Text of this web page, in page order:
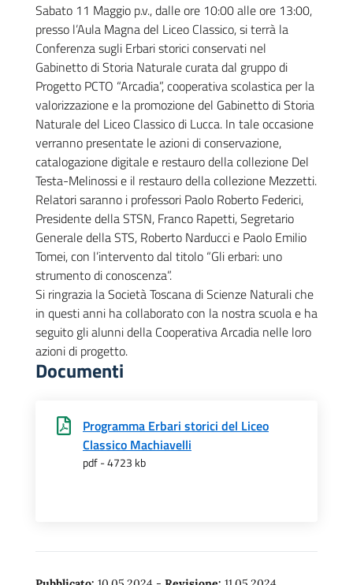
Sabato 11 Maggio p.v., dalle ore 10:00 alle ore 13:00,
presso l’Aula Magna del Liceo Classico, si terrà la
Conferenza sugli Erbari storici conservati nel
Gabinetto di Storia Naturale curata dal gruppo di
Progetto PCTO “Arcadia”, cooperativa scolastica per la
valorizzazione e la promozione del Gabinetto di Storia
Naturale del Liceo Classico di Lucca. In tale occasione
verranno presentate le azioni di conservazione,
catalogazione digitale e restauro della collezione Del
Testa-Melinossi e il restauro della collezione Mezzetti.
Relatori saranno i professori Paolo Roberto Federici,
Presidente della STSN, Franco Rapetti, Segretario
Generale della STS, Roberto Narducci e Paolo Emilio
Tomei, con l’intervento dal titolo “Gli erbari: uno
strumento di conoscenza”.
Si ringrazia la Società Toscana di Scienze Naturali che
in questi anni ha collaborato con la nostra scuola e ha
seguito gli alunni della Cooperativa Arcadia nelle loro
azioni di progetto.
Documenti
Programma Erbari storici del Liceo
Classico Machiavelli
pdf - 4723 kb